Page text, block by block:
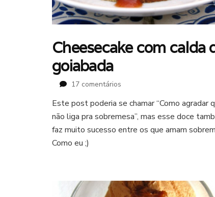
Cheesecake com calda
goiabada
17 comentários
com
calda
de
Este post poderia se chamar “Como agradar
não liga pra sobremesa”, mas esse doce
faz muito sucesso entre os que amam
Como eu ;)